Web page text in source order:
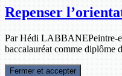
Repenser
Par Hédi LABBANEPeintre-
baccalauréat comme diplôme